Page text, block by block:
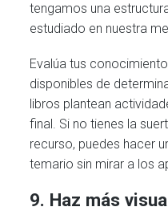
tengamos una
estudiado en nuestra
Evalúa tus
disponibles de
libros plantean
final. Si no tienes la
recurso, puedes hacer
temario sin mirar a los
9. Haz más